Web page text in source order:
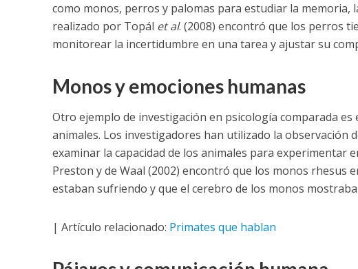
como monos, perros y palomas para estudiar la memoria,
realizado por Topál et al. (2008) encontró que los perros
monitorear la incertidumbre en una tarea y ajustar su
Monos y emociones humanas
Otro ejemplo de investigación en psicología comparada
animales. Los investigadores han utilizado la observación
examinar la capacidad de los animales para experimentar
Preston y de Waal (2002) encontró que los monos rhesus
estaban sufriendo y que el cerebro de los monos
| Artículo relacionado: Primates que hablan